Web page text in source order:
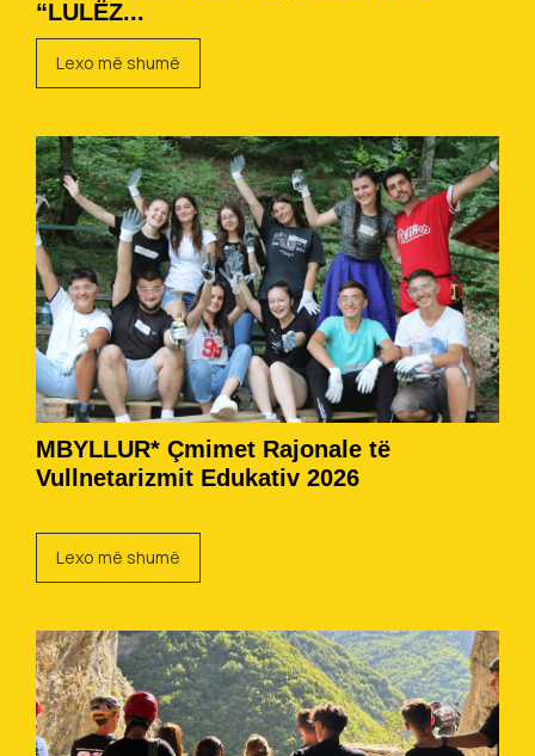
“LULËZ...
Lexo më shumë
MBYLLUR* Çmimet Rajonale të
Vullnetarizmit Edukativ 2026
Lexo më shumë